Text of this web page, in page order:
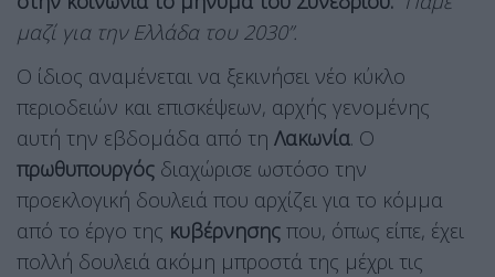
μαζί για την Ελλάδα του 2030”.
Ο ίδιος αναμένεται να ξεκινήσει νέο κύκλο
περιοδειών και επισκέψεων, αρχής γενομένης
αυτή την εβδομάδα από τη Λακωνία. Ο
πρωθυπουργός διαχώρισε ωστόσο την
προεκλογική δουλειά που αρχίζει για το κόμμα
από το έργο της κυβέρνησης που, όπως είπε, έχει
πολλή δουλειά ακόμη μπροστά της μέχρι τις